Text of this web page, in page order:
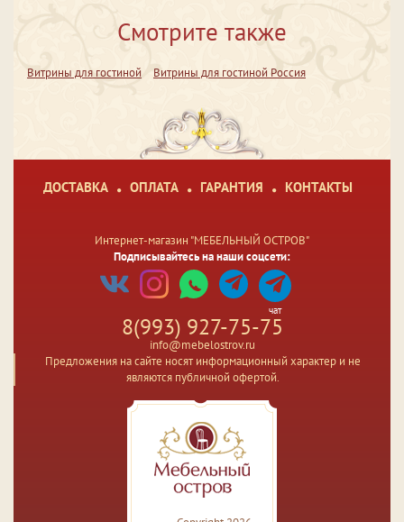
Смотрите также
Витрины для гостиной Витрины для гостиной Россия
ДОСТАВКА ОПЛАТА ГАРАНТИЯ КОНТАКТЫ
Интернет-магазин "МЕБЕЛЬНЫЙ ОСТРОВ"
Подписывайтесь на наши соцсети:
чат
8(993) 927-75-75
info@mebelostrov.ru
Предложения на сайте носят информационный характер и не
являются публичной офертой.